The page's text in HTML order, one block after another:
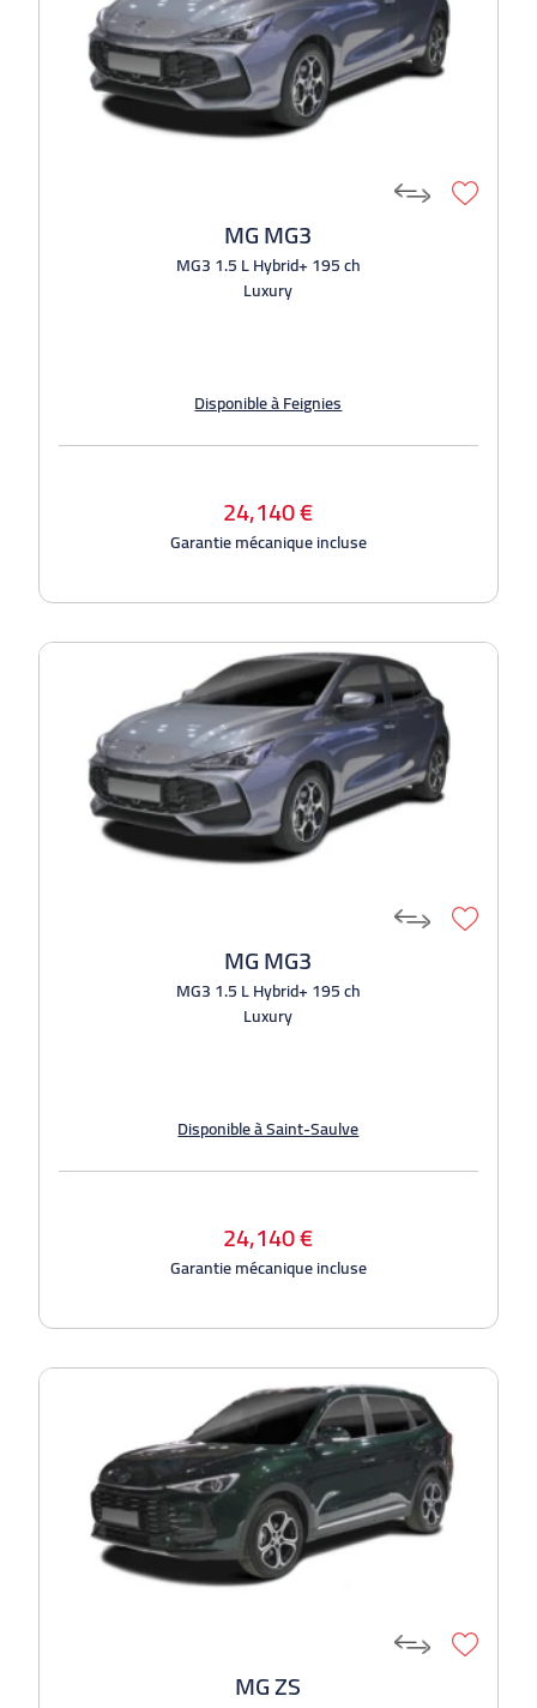
MG MG3
MG3 1.5 L Hybrid+ 195 ch
Luxury
Disponible à Feignies
24,140 €
Garantie mécanique incluse
MG MG3
MG3 1.5 L Hybrid+ 195 ch
Luxury
Disponible à Saint-Saulve
24,140 €
Garantie mécanique incluse
MG ZS